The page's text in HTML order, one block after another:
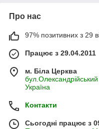
Про нас
97% позитивних з 29
Працює з 29.04.2011
м. Біла Церква
Україна
Контакти
Сьогодні працює з